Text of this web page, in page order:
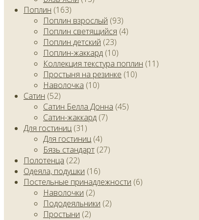
Поплин (163)
Поплин взрослый (93)
Поплин светящийся (4)
Поплин детский (23)
Поплин-жаккард (10)
Коллекция текстура поплин (11)
Простыня на резинке (10)
Наволочка (10)
Сатин (52)
Сатин Белла Донна (45)
Сатин-жаккард (7)
Для гостиниц (31)
Для гостиниц (4)
Бязь стандарт (27)
Полотенца (22)
Одеяла, подушки (16)
Постельные принадлежности (6)
Наволочки (2)
Пододеяльники (2)
Простыни (2)